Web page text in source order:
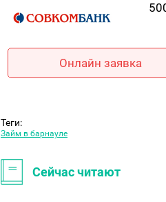
Онлайн заявка
Теги:
Займ в барнауле
Сейчас читают